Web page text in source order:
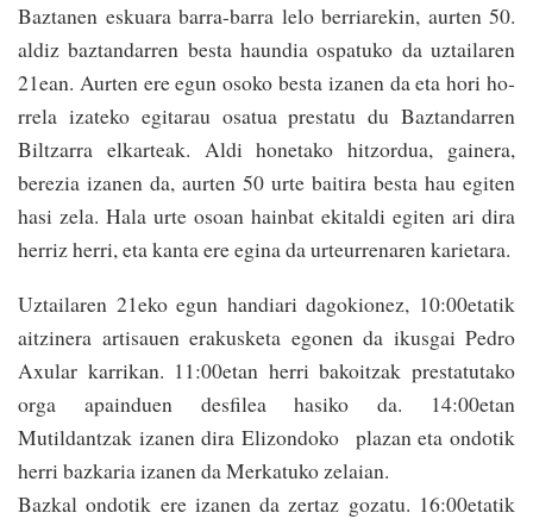
Baztanen eskuara barra-barra lelo berriarekin, aurten 50.
aldiz baztandarren besta haundia ospatuko da uztailaren
21ean. Aurten ere egun osoko bes­ta izanen da eta hori ho­
rrela izateko egitarau osatua prestatu du Baztandarren
Biltzarra elkarteak. Aldi honetako hitzordua, gainera,
berezia izanen da, aurten 50 urte baitira bes­ta hau egiten
hasi zela. Hala urte osoan hainbat ekitaldi egiten ari dira
herriz herri, eta kanta ere egina da urteu­rrenaren karietara.
Uztailaren 21eko egun handiari dagokionez, 10:00etatik
aitzinera artisauen erakusketa egonen da ikusgai Pedro
Axular karrikan. 11:00e­tan herri bakoi­tzak prestatutako
orga apainduen desfilea hasiko da. 14:00etan
Mutildantzak izanen dira Elizondoko plazan eta ondotik
herri bazkaria izanen da Merkatuko zelaian.
Bazkal ondotik ere izanen da zertaz gozatu. 16:00etatik